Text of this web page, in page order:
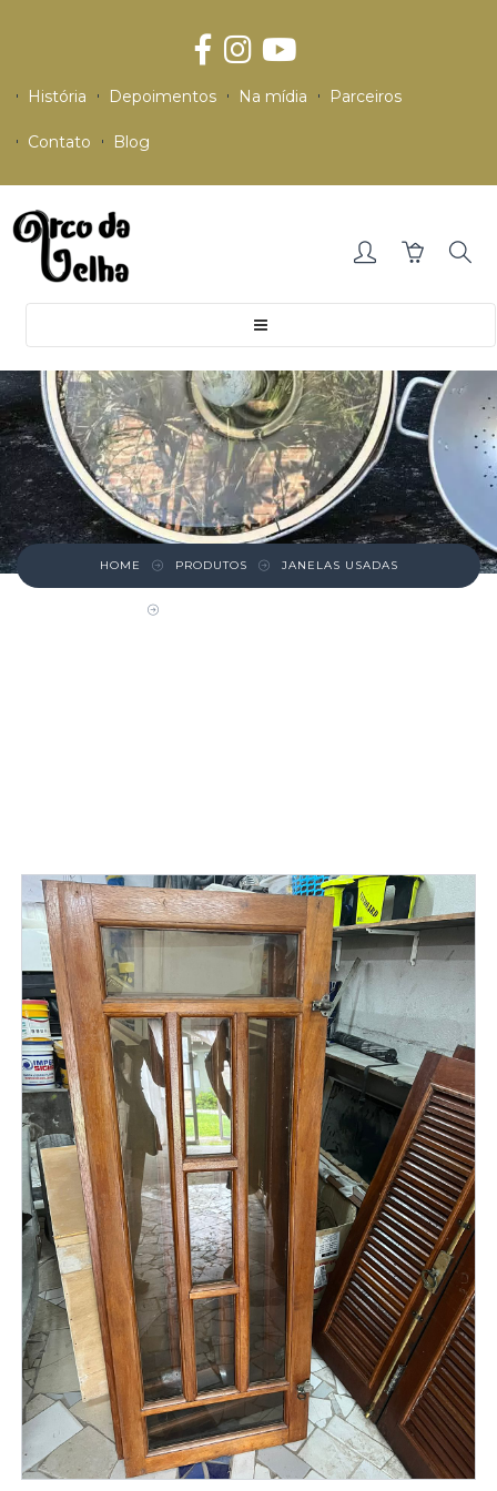
História Depoimentos Na mídia Parceiros
Contato Blog
HOME PRODUTOS JANELAS USADAS